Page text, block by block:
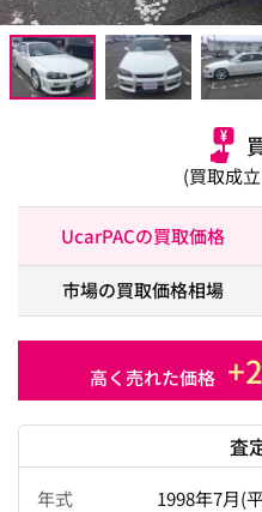
(買取成
UcarPACの買取価格
市場の買取価格相場
高く売れた価格
査
年式
1998年7月(